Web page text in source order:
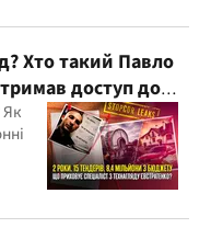
Хто такий Павло
доступ до
Як